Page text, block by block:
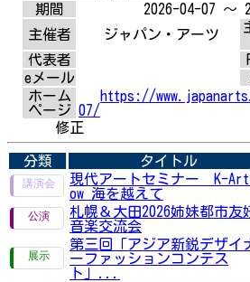
期間
2026-04-07 ～
主催者
ジャパン・アーツ
代表者
eメール
ホーム
ページ
https://
07/
修正
分類 タイトル
現代アートセミナー K-Art
ow 海を越えて
札幌＆大田2026姉妹都市友
音楽交流会
第三回「アジア新鋭デザイ
ーファッションコンテス
ト」...